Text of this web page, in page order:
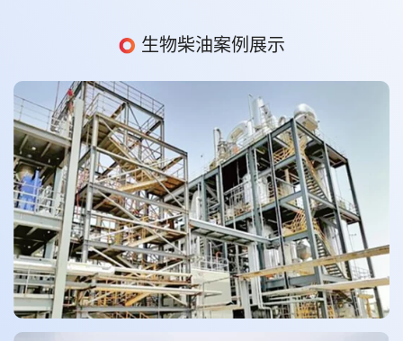
生物柴油案例展示